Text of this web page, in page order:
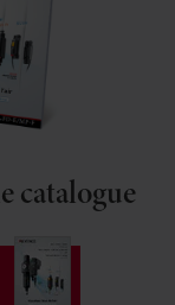
catalogue